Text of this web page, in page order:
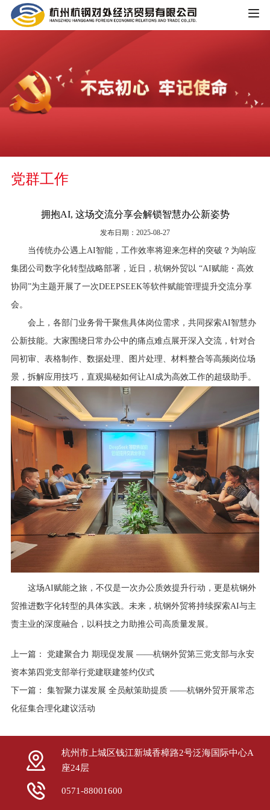
HOME
公司概况
公司简介
公司宣传
主营业务
铁矿板块
锰矿板块
煤焦板块
公司动态
行业资讯
联系我们
English
About Us
党群工作
​拥抱AI, 这场交流分享会解锁智慧办公新姿势
发布日期：2025-08-27
当传统办公遇上AI智能，工作效率将迎来怎样的突破？为响应
集团公司数字化转型战略部署，近日，杭钢外贸以 “AI赋能・高效
协同”为主题开展了一次DEEPSEEK等软件赋能管理提升交流分享
会。
会上，各部门业务骨干聚焦具体岗位需求，共同探索AI智慧办
公新技能。大家围绕日常办公中的痛点难点展开深入交流，针对合
同初审、表格制作、数据处理、图片处理、材料整合等高频岗位场
景，拆解应用技巧，直观揭秘如何让AI成为高效工作的超级助手。
这场AI赋能之旅，不仅是一次办公质效提升行动，更是杭钢外
贸推进数字化转型的具体实践。未来，杭钢外贸将持续探索AI与主
责主业的深度融合，以科技之力助推公司高质量发展。
上一篇： 党建聚合力 期现促发展 ——杭钢外贸第三党支部与永安
资本第四党支部举行党建联建签约仪式
下一篇： 集智聚力谋发展 全员献策助提质 ——杭钢外贸开展常态
化征集合理化建议活动
杭州市上城区钱江新城香樟路2号泛海国际中心A
座24层
0571-88001600